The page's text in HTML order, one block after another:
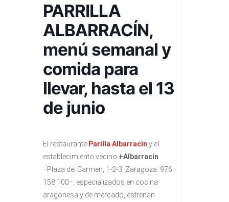
PARRILLA
ALBARRACÍN,
menú semanal y
comida para
llevar, hasta el 13
de junio
El restaurante Parilla Albarracín y el
establecimiento vecino +Albarracín
−Plaza del Carmen, 1-2-3. Zaragoza. 976
158 100−, especializados en cocina
aragonesa y de mercado, estrenan